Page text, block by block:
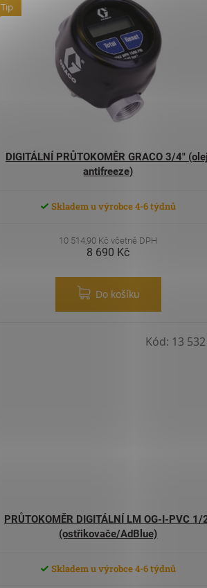
Tip
DIGITÁLNÍ PRŮTOKOMĚR GRACO 3/4"
antifreeze)
Skladem u výrobce 4-6 týdnů
10 514,90 Kč včetně DPH
8 690 Kč
Do košíku
PRŮTOKOMĚR DIGITÁLNÍ LM OG-I-PVC 1/
(ostřikovače/AdBlue)
Skladem u výrobce 4-6 týdnů
Kód: 13